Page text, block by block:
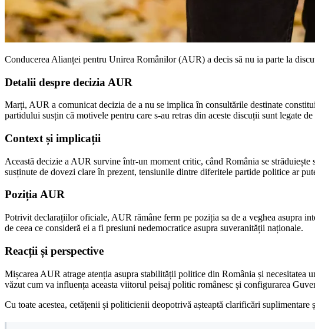
Conducerea Alianței pentru Unirea Românilor (AUR) a decis să nu ia parte la
Detalii despre decizia AUR
Marți, AUR a comunicat decizia de a nu se implica în consultările destinate
partidului susțin că motivele pentru care s-au retras din aceste discuții sunt legate
Context și implicații
Această decizie a AUR survine într-un moment critic, când România se
susținute de dovezi clare în prezent, tensiunile dintre diferitele partide politice ar
Poziția AUR
Potrivit declarațiilor oficiale, AUR rămâne ferm pe poziția sa de a veghea asupra
de ceea ce consideră ei a fi presiuni nedemocratice asupra suveranității naționale.
Reacții și perspective
Mișcarea AUR atrage atenția asupra stabilității politice din România și necesitatea
văzut cum va influența aceasta viitorul peisaj politic românesc și configurarea
Cu toate acestea, cetățenii și politicienii deopotrivă așteaptă clarificări